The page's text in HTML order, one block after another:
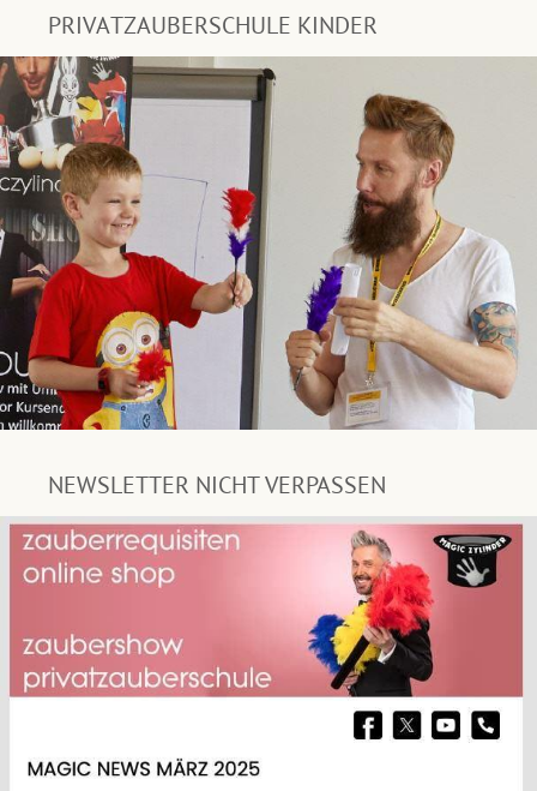
PRIVATZAUBERSCHULE KINDER
NEWSLETTER NICHT VERPASSEN